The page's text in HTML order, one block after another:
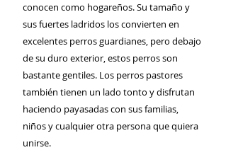
conocen como hogareños. Su tamaño y
sus fuertes ladridos los convierten en
excelentes perros guardianes, pero debajo
de su duro exterior, estos perros son
bastante gentiles. Los perros pastores
también tienen un lado tonto y disfrutan
haciendo payasadas con sus familias,
niños y cualquier otra persona que quiera
unirse.